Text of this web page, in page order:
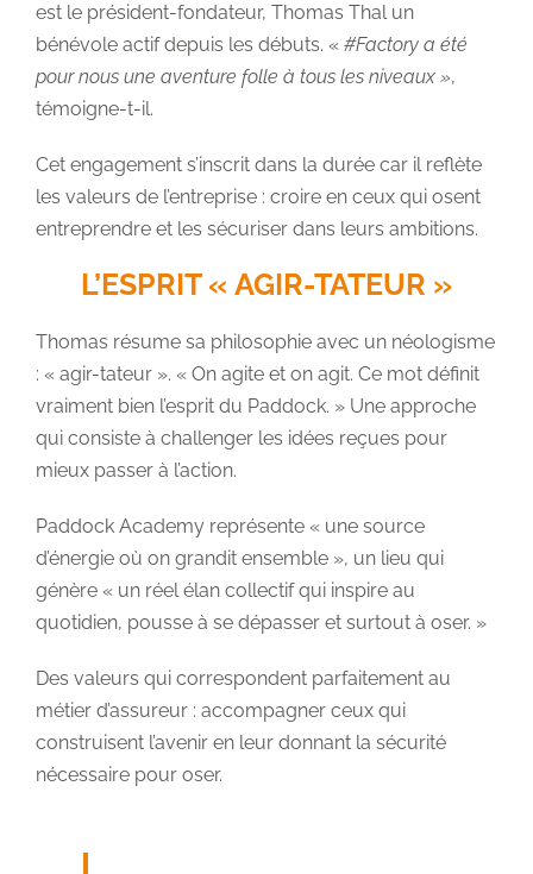
est le président-fondateur, Thomas Thal un
bénévole actif depuis les débuts. « #Factory a été
pour nous une aventure folle à tous les niveaux »,
témoigne-t-il.
Cet engagement s’inscrit dans la durée car il reflète
les valeurs de l’entreprise : croire en ceux qui osent
entreprendre et les sécuriser dans leurs ambitions.
L’ESPRIT « AGIR-TATEUR »
Thomas résume sa philosophie avec un néologisme
: « agir-tateur ». « On agite et on agit. Ce mot définit
vraiment bien l’esprit du Paddock. » Une approche
qui consiste à challenger les idées reçues pour
mieux passer à l’action.
Paddock Academy représente « une source
d’énergie où on grandit ensemble », un lieu qui
génère « un réel élan collectif qui inspire au
quotidien, pousse à se dépasser et surtout à oser. »
Des valeurs qui correspondent parfaitement au
métier d’assureur : accompagner ceux qui
construisent l’avenir en leur donnant la sécurité
nécessaire pour oser.